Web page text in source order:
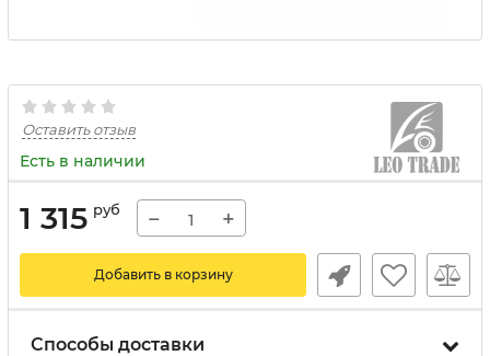
Оставить отзыв
Есть в наличии
1 315 руб − +
Добавить в корзину
Способы доставки